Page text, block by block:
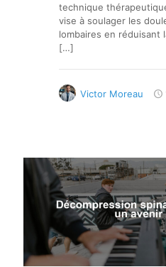
technique
vise à soulager les
lombaires en réduisant
[…]
Victor Moreau